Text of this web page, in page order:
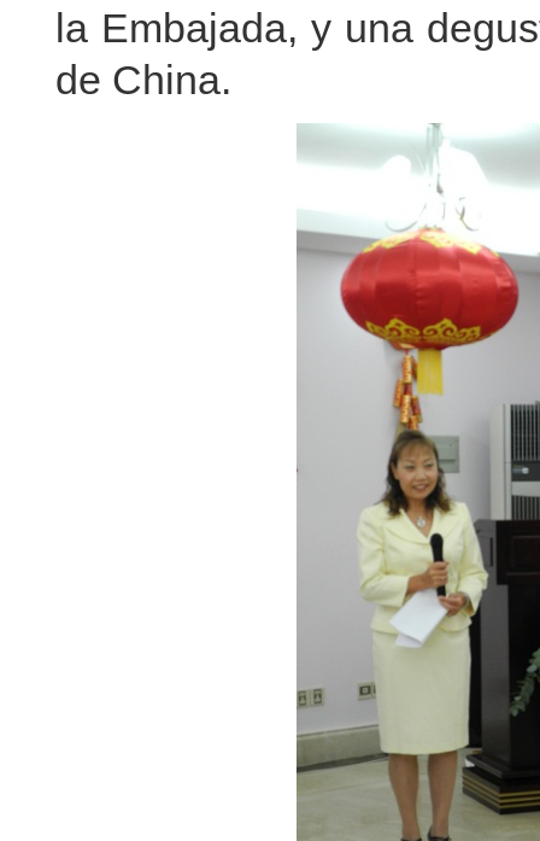
la Embajada, y una
de China.